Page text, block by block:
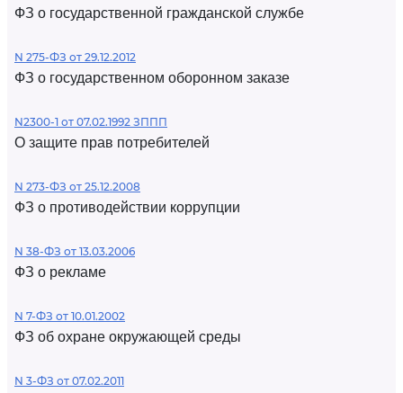
ФЗ о государственной гражданской службе
N 275-ФЗ от 29.12.2012
ФЗ о государственном оборонном заказе
N2300-1 от 07.02.1992 ЗППП
О защите прав потребителей
N 273-ФЗ от 25.12.2008
ФЗ о противодействии коррупции
N 38-ФЗ от 13.03.2006
ФЗ о рекламе
N 7-ФЗ от 10.01.2002
ФЗ об охране окружающей среды
N 3-ФЗ от 07.02.2011